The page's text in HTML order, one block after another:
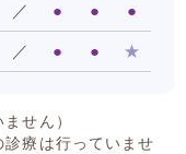
／ ● ● ●
／ ● ● ★
せん）
療は行っていませ